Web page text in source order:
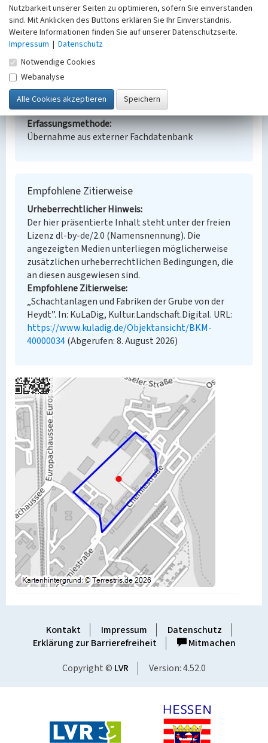
Heydt
Schlagwörter
Ort
Halle (Saale)
Fachsicht(en)
Denkmalpflege
Erfassungsmaßstab
Keine Angabe
Erfassungsmethode
Übernahme aus externer Fachdatenbank
Empfohlene Zitierweise
Urheberrechtlicher Hinweis
Der hier präsentierte Inhalt steht unter der freien
Lizenz dl-by-de/2.0 (Namensnennung). Die
angezeigten Medien unterliegen möglicherweise
zusätzlichen urheberrechtlichen Bedingungen, die
an diesen ausgewiesen sind.
Empfohlene Zitierweise
„Schachtanlagen und Fabriken der Grube von der
Heydt”. In: KuLaDig, Kultur.Landschaft.Digital. URL:
https://www.kuladig.de/Objektansicht/BKM-
40000034(Abgerufen: 8. August 2026)
Kontakt Impressum
Datenschutz
Erklärung zur Barrierefreiheit
Mitmachen
Copyright © LVR Version: 4.52.0
Nutzbarkeit unserer Seiten zu optimieren, sofern Sie einverstanden
sind. Mit Anklicken des Buttons erklären Sie Ihr Einverständnis.
Weitere Informationen finden Sie auf unserer Datenschutzseite.
Impressum | Datenschutz
Notwendige Cookies
Webanalyse